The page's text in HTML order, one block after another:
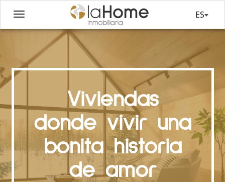
ES
Viviendas
donde vivir una
bonita historia
de amor